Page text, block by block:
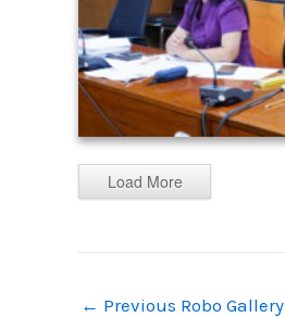
Load More
← Previous Robo Gallery